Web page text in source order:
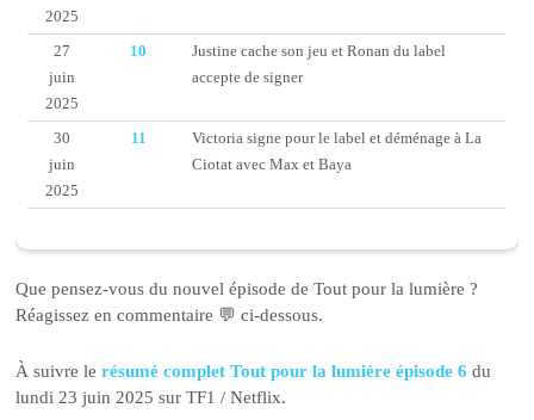
2025
27
juin
2025
10
Justine cache son jeu et Ronan du label
accepte de signer
30
juin
2025
11
Victoria signe pour le label et déménage à La
Ciotat avec Max et Baya
Que pensez-vous du nouvel épisode de Tout pour la lumière ?
Réagissez en commentaire 💬 ci-dessous.
À suivre lerésumé complet Tout pour la lumière épisode 6 du
lundi 23 juin 2025 sur TF1 / Netflix.